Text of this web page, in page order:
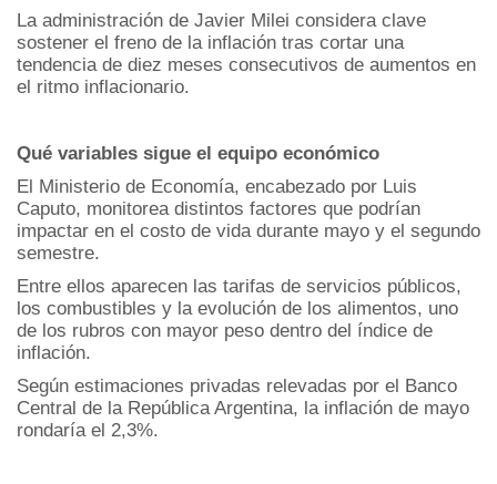
La administración de Javier Milei considera clave
sostener el freno de la inflación tras cortar una
tendencia de diez meses consecutivos de aumentos en
el ritmo inflacionario.
Qué variables sigue el equipo económico
El Ministerio de Economía, encabezado por Luis
Caputo, monitorea distintos factores que podrían
impactar en el costo de vida durante mayo y el segundo
semestre.
Entre ellos aparecen las tarifas de servicios públicos,
los combustibles y la evolución de los alimentos, uno
de los rubros con mayor peso dentro del índice de
inflación.
Según estimaciones privadas relevadas por el Banco
Central de la República Argentina, la inflación de mayo
rondaría el 2,3%.